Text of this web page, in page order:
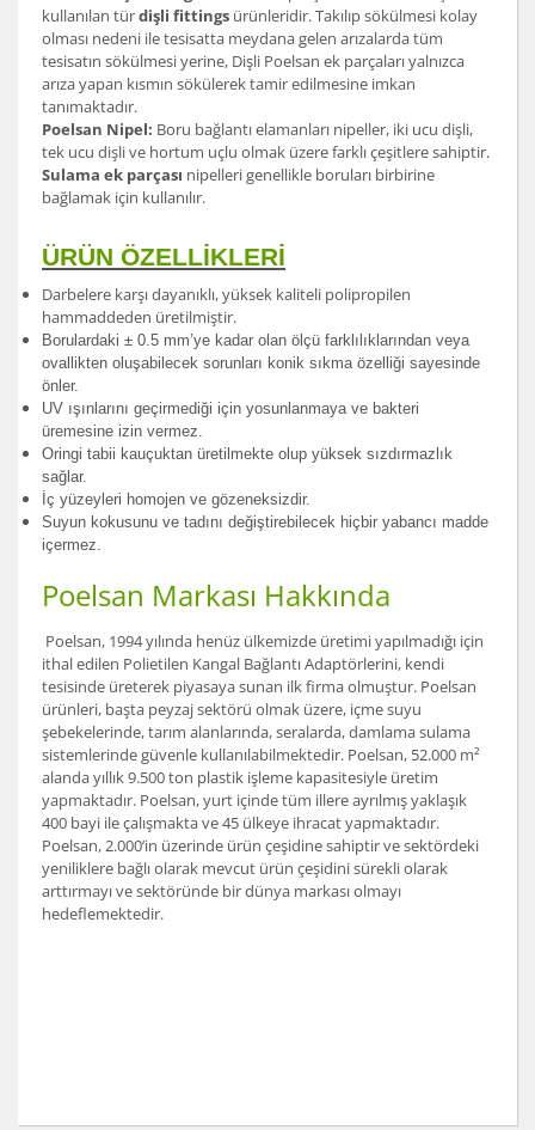
kullanılan türdişli fittings ürünleridir. Takılıp sökülmesi kolay
olması nedeni ile tesisatta meydana gelen arızalarda tüm
tesisatın sökülmesi yerine, Dişli Poelsan ek parçaları yalnızca
arıza yapan kısmın sökülerek tamir edilmesine imkan
tanımaktadır.
Poelsan Nipel: Boru bağlantı elamanları nipeller, iki ucu dişli,
tek ucu dişli ve hortum uçlu olmak üzere farklı çeşitlere sahiptir.
Sulama ek parçası nipelleri genellikle boruları birbirine
bağlamak için kullanılır.
ÜRÜN ÖZELLİKLERİ
Darbelere karşı dayanıklı, yüksek kaliteli polipropilen
hammaddeden üretilmiştir.
Borulardaki ± 0.5 mm’ye kadar olan ölçü farklılıklarından veya
ovallikten oluşabilecek sorunları konik sıkma özelliği sayesinde
önler.
UV ışınlarını geçirmediği için yosunlanmaya ve bakteri
üremesine izin vermez.
Oringi tabii kauçuktan üretilmekte olup yüksek sızdırmazlık
sağlar.
İç yüzeyleri homojen ve gözeneksizdir.
Suyun kokusunu ve tadını değiştirebilecek hiçbir yabancı madde
içermez.
Poelsan Markası Hakkında
Poelsan, 1994 yılında henüz ülkemizde üretimi yapılmadığı için
ithal edilen Polietilen Kangal Bağlantı Adaptörlerini, kendi
tesisinde üreterek piyasaya sunan ilk firma olmuştur. Poelsan
ürünleri, başta peyzaj sektörü olmak üzere, içme suyu
şebekelerinde, tarım alanlarında, seralarda, damlama sulama
sistemlerinde güvenle kullanılabilmektedir. Poelsan, 52.000 m²
alanda yıllık 9.500 ton plastik işleme kapasitesiyle üretim
yapmaktadır. Poelsan, yurt içinde tüm illere ayrılmış yaklaşık
400 bayi ile çalışmakta ve 45 ülkeye ihracat yapmaktadır.
Poelsan, 2.000’in üzerinde ürün çeşidine sahiptir ve sektördeki
yeniliklere bağlı olarak mevcut ürün çeşidini sürekli olarak
arttırmayı ve sektöründe bir dünya markası olmayı
hedeflemektedir.